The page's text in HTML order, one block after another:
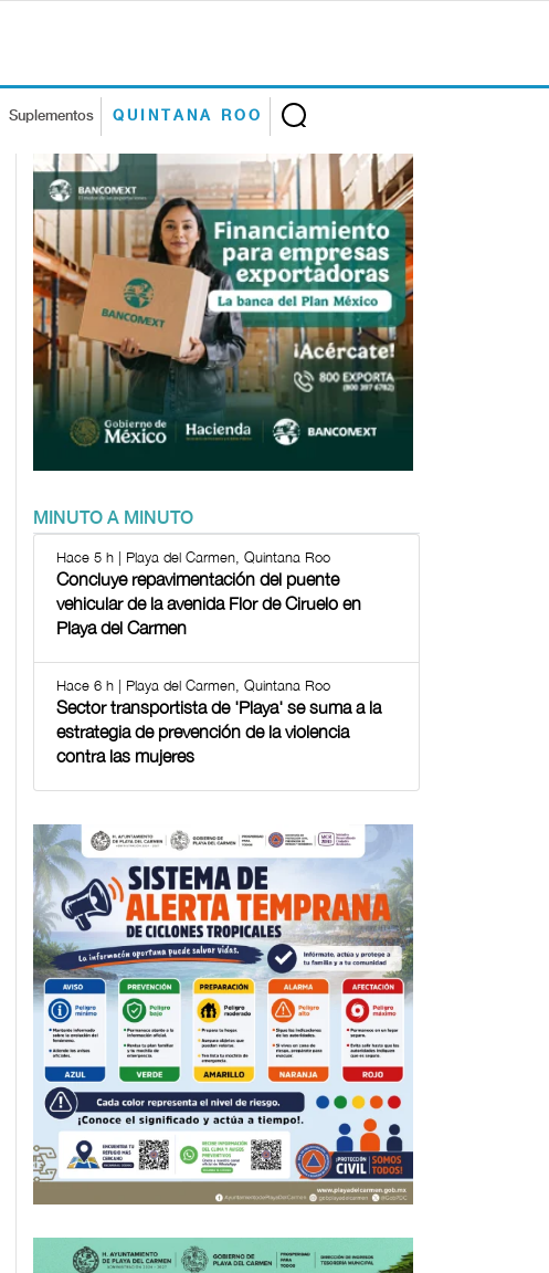
Suplementos QUINTANA ROO
MINUTO A MINUTO
Hace 5 h | Playa del Carmen, Quintana Roo
Concluye repavimentación del puente
vehicular de la avenida Flor de Ciruelo en
Playa del Carmen
Hace 6 h | Playa del Carmen, Quintana Roo
Sector transportista de 'Playa' se suma a la
estrategia de prevención de la violencia
contra las mujeres